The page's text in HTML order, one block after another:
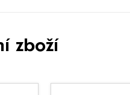
zboží